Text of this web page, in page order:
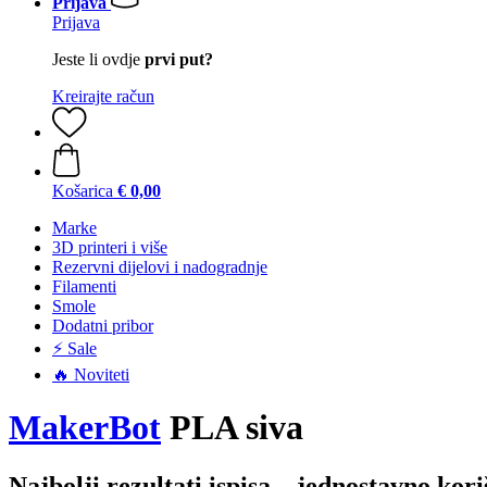
Prijava
Jeste li ovdje prvi put?
Kreirajte račun
Košarica € 0,00
Marke
3D printeri i više
Rezervni dijelovi i nadogradnje
Filamenti
Smole
Dodatni pribor
⚡ Sale
🔥 Noviteti
MakerBot PLA siva